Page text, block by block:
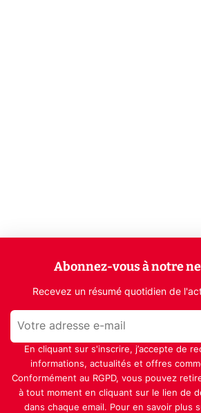
Abonnez-vous à notre
Recevez un résumé quotidien de
En cliquant sur s'inscrire, j’accepte de
informations, actualités et offres
Conformément au RGPD, vous pouvez
à tout moment en cliquant sur le lien de
dans chaque email. Pour en savoir plus